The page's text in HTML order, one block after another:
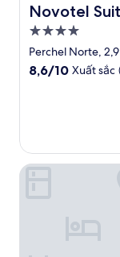
Novotel
Novotel Suites
Nơi
lưu
trú
Perchel Norte,
8.6
nhận
xét)
8,6/10 Xuất sắc
HA Hotel Trebol